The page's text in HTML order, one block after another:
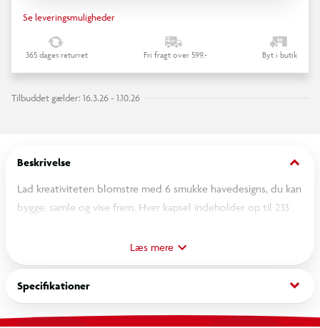
Se leveringsmuligheder
365 dages returret Fri fragt over 599,- Byt i butik
Tilbuddet gælder: 16.3.26 - 1.10.26
Beskrivelse keyboard_arrow_down
Lad kreativiteten blomstre med 6 smukke havedesigns, du kan
bygge, samle og vise frem. Hver kapsel indeholder op til 233
plantestativ, en potte og en plante. 6 forskellige planter at
samle på. Dyrk din havesamling i dag!
Læs mere
Specifikationer keyboard_arrow_down